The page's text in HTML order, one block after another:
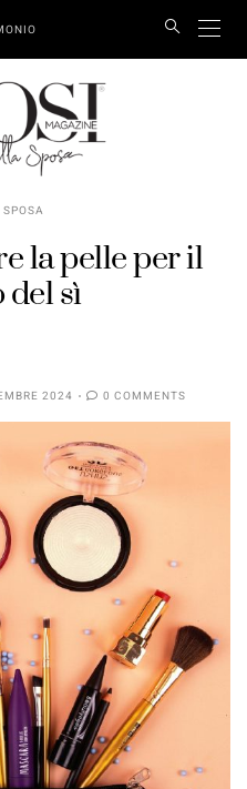
SPOSA
la pelle per il
del sì
2024 0 COMMENTS